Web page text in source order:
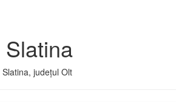
județul Olt